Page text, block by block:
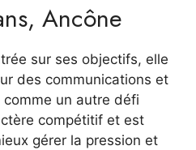
Ancône
sur ses objectifs, elle
des communications et
un autre défi
compétitif et est
gérer la pression et